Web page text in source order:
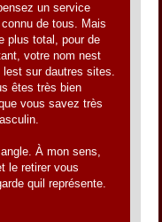
un service
de tous. Mais
plus total, pour de
votre nom nest
sur dautres sites.
êtes très bien
vous savez très
À mon sens,
le retirer vous
quil représente.